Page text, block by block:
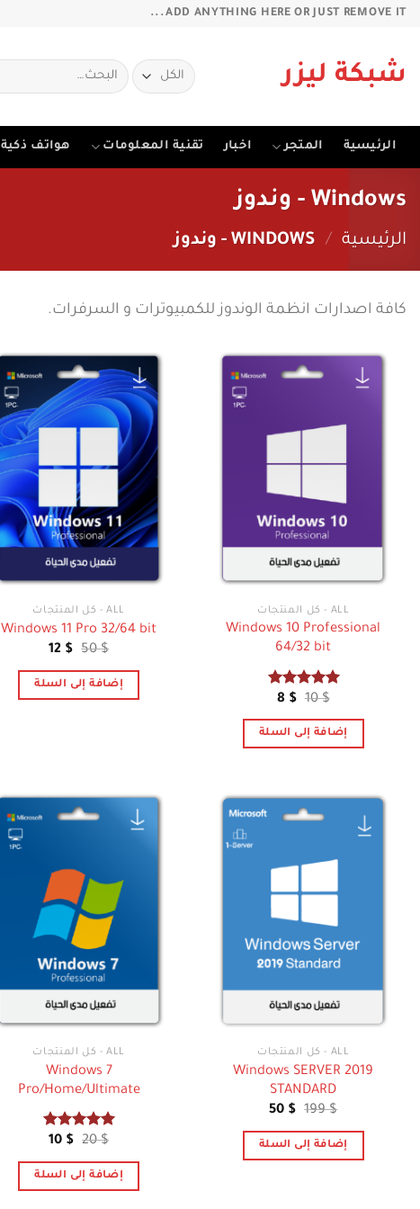
تخطي
ADD ANYTHING HERE OR JUST REMOVE IT...
شبكة ليزر
البحث
عن:
الرئيسية المتجر اخبار تقنية المعلومات هواتف ذكية
Windows - وندوز
الرئيسية /
كافة اصدارات انظمة الوندوز للكمبيوترات و السرفرات.
ALL - كل المنتجات
Windows 10 Professional
64/32 bit
تم التقييم
10$
السعر
هو:
10 $.
8 $
السعر
هو:
إضافة إلى السلة
ALL - كل المنتجات
Windows 11 Pro 32/64 bit
50$
السعر
هو:
50 $.
12 $
السعر
هو:
إضافة إلى السلة
ALL - كل المنتجات
Windows SERVER 2019
STANDARD
199$
السعر
هو:
199 $.
50 $
السعر
هو:
إضافة إلى السلة
ALL - كل المنتجات
Windows 7
Pro/Home/Ultimate
تم التقييم
20$
السعر
هو:
20 $.
10 $
السعر
هو:
إضافة إلى السلة